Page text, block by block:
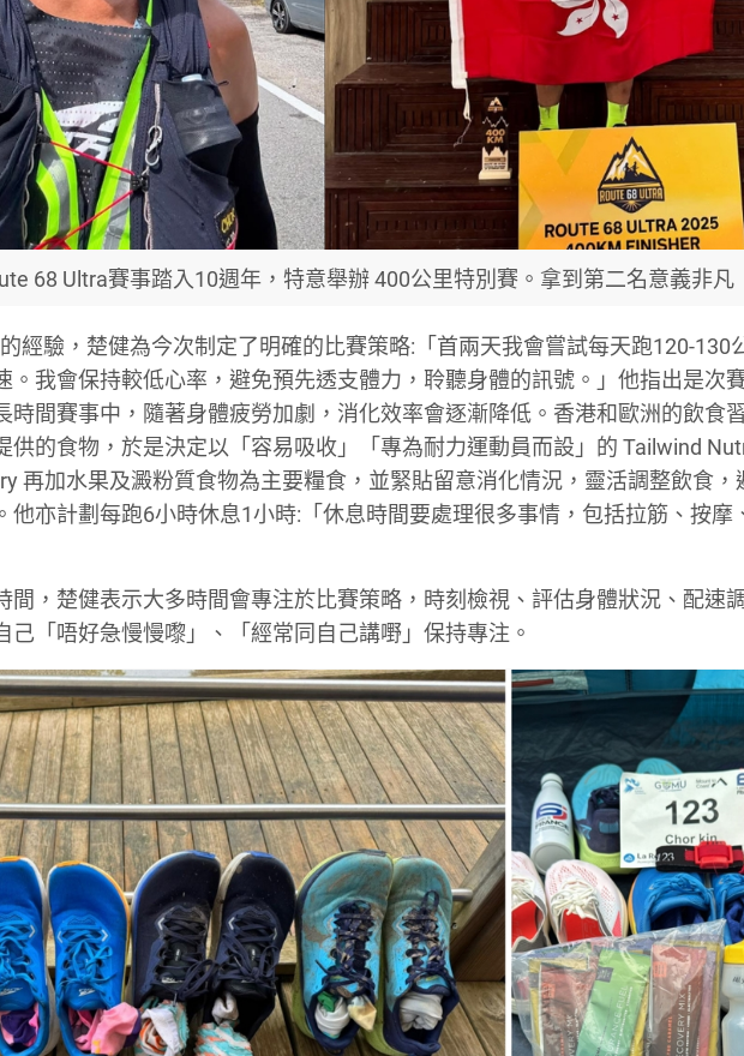
68 Ultra賽事踏入10週年，特意舉辦 400公里特別賽。拿到第二名意義非凡
經驗，楚健為今次制定了明確的比賽策略:「首兩天我會嘗試每天跑120-130
。我會保持較低心率，避免預先透支體力，聆聽身體的訊號。」他指出是次
時間賽事中，隨著身體疲勞加劇，消化效率會逐漸降低。香港和歐洲的飲食
供的食物，於是決定以「容易吸收」「專為耐力運動員而設」的 Tailwind
再加水果及澱粉質食物為主要糧食，並緊貼留意消化情況，靈活調整飲食，
他亦計劃每跑6小時休息1小時:「休息時間要處理很多事情，包括拉筋、按摩
間，楚健表示大多時間會專注於比賽策略，時刻檢視、評估身體狀況、配速
己「唔好急慢慢嚟」、「經常同自己講嘢」保持專注。